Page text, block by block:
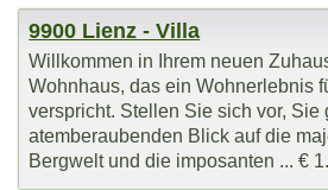
9900 Lienz - Villa
Willkommen in Ihrem neuen
Wohnhaus, das ein Wohnerlebnis
verspricht. Stellen Sie sich vor,
atemberaubenden Blick auf die
Bergwelt und die imposanten ... €